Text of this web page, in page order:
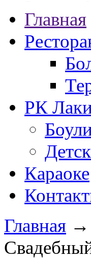
Главная
РК
Караоке
Главная →